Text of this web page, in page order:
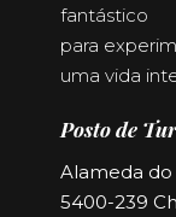
fantástico
para
uma vida
Posto de
Alameda
5400-239